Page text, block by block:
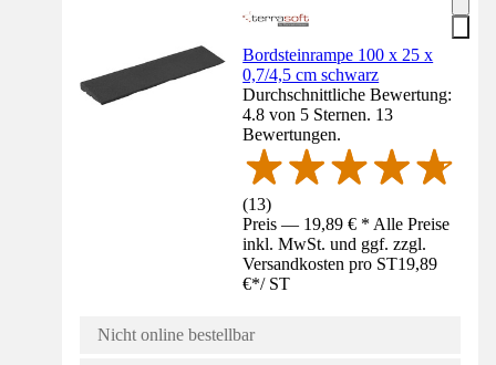
Bordsteinrampe 100 x 25 x
0,7/4,5 cm schwarz
Durchschnittliche Bewertung:
4.8 von 5 Sternen. 13
Bewertungen.
(13)
Preis — 19,89 € * Alle Preise
inkl. MwSt. und ggf. zzgl.
Versandkosten pro ST19,89
€*/ ST
Nicht online bestellbar